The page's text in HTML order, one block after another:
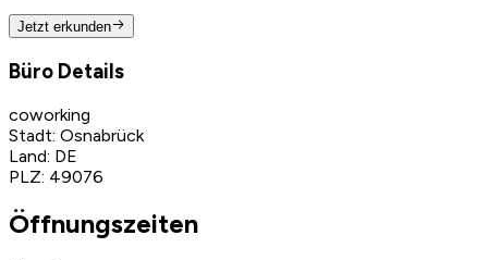
Jetzt erkunden
Büro Details
coworking
Stadt: Osnabrück
Land: DE
PLZ: 49076
Öffnungszeiten